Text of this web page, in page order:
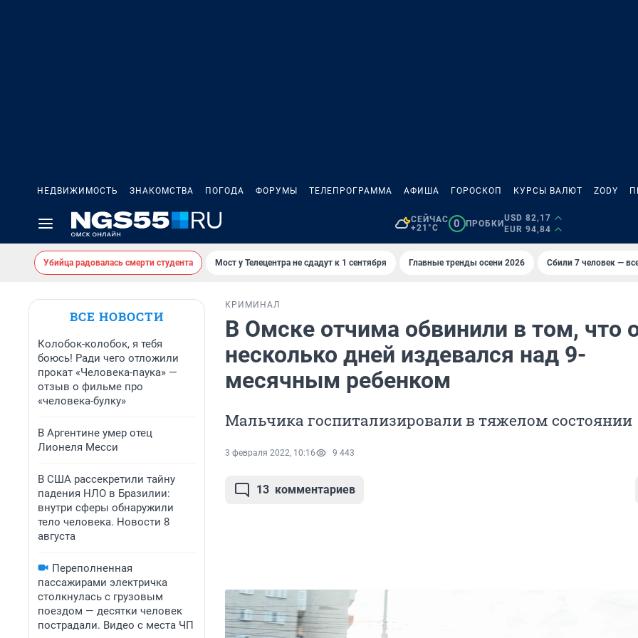
НЕДВИЖИМОСТЬ ЗНАКОМСТВА ПОГОДА ФОРУМЫ ТЕЛЕПРОГРАММА АФИША ГОРОСКОП КУРСЫ ВАЛЮТ ZODY
СЕЙЧАС
+21°C
0 ПРОБКИ
USD 82,17
EUR 94,84
Убийца радовалась смерти студента Мост у Телецентра не сдадут к 1 сентября Главные тренды осени 2026 Сбили 7 человек —
ВСЕ НОВОСТИ
Колобок-колобок, я тебя
боюсь! Ради чего отложили
прокат «Человека-паука» —
отзыв о фильме про
«человека-булку»
В Аргентине умер отец
Лионеля Месси
В США рассекретили тайну
падения НЛО в Бразилии:
внутри сферы обнаружили
тело человека. Новости 8
августа
Переполненная
пассажирами электричка
столкнулась с грузовым
поездом — десятки человек
пострадали. Видео с места ЧП
КРИМИНАЛ
В Омске отчима обвинили в том, что
несколько дней издевался над 9-
месячным ребенком
Мальчика госпитализировали в тяжелом состоянии
3 февраля 2022, 10:16 9 443
13 комментариев